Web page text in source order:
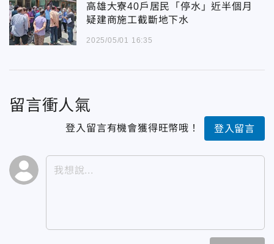
高雄大寮40戶居民「停水」近半個月
疑建商施工截斷地下水
2025/05/01 16:35
留言衝人氣
登入留言有機會獲得旺幣哦！ 登入留言